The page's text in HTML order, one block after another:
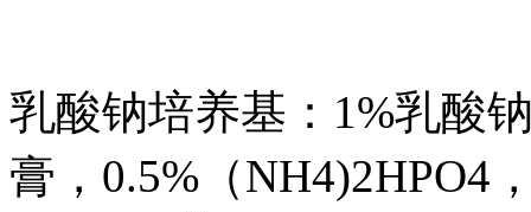
乳酸钠培养基：1%乳酸
膏，0.5%（NH4)2HPO4